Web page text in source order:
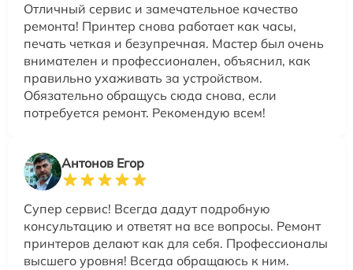
Отличный сервис и замечательное качество
ремонта! Принтер снова работает как часы,
печать четкая и безупречная. Мастер был очень
внимателен и профессионален, объяснил, как
правильно ухаживать за устройством.
Обязательно обращусь сюда снова, если
потребуется ремонт. Рекомендую всем!
Антонов Егор
Супер сервис! Всегда дадут подробную
консультацию и ответят на все вопросы. Ремонт
принтеров делают как для себя. Профессионалы
высшего уровня! Всегда обращаюсь к ним.